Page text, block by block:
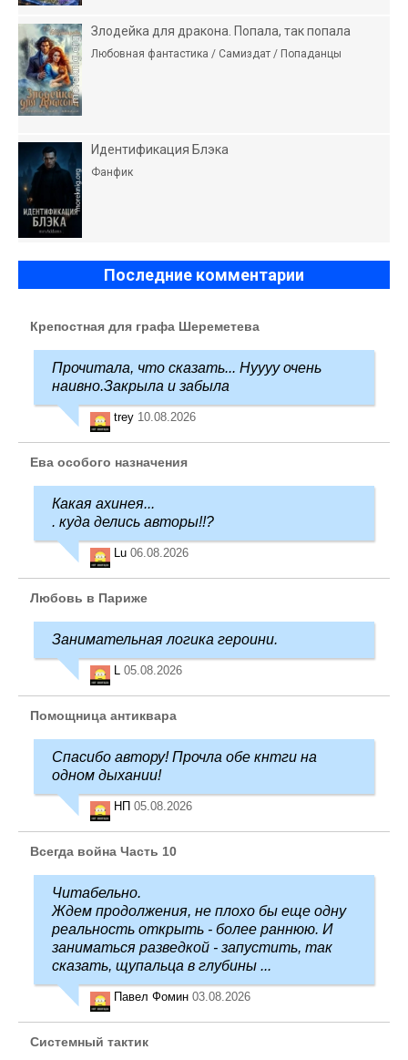
Злодейка для дракона. Попала, так попала
Любовная фантастика / Самиздат / Попаданцы
Идентификация Блэка
Фанфик
Последние комментарии
Крепостная для графа Шереметева
Прочитала, что сказать... Нуууу очень
наивно.Закрыла и забыла
trey 10.08.2026
Ева особого назначения
Какая ахинея...
. куда делись авторы!!?
Lu 06.08.2026
Любовь в Париже
Занимательная логика героини.
L 05.08.2026
Помощница антиквара
Спасибо автору! Прочла обе кнтги на
одном дыхании!
НП 05.08.2026
Всегда война Часть 10
Читабельно.
Ждем продолжения, не плохо бы еще одну
реальность открыть - более раннюю. И
заниматься разведкой - запустить, так
сказать, щупальца в глубины ...
Павел Фомин 03.08.2026
Системный тактик